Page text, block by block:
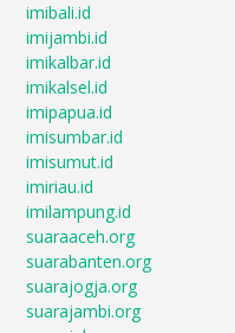
imibali.id
imijambi.id
imikalbar.id
imikalsel.id
imipapua.id
imisumbar.id
imisumut.id
imiriau.id
imilampung.id
suaraaceh.org
suarabanten.org
suarajogja.org
suarajambi.org